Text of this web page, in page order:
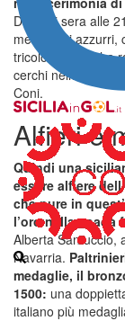
Domani sera alle
medagliati azzurri,
tricolore che ci ha
cerchi nelle due
Coni.
Alfieri e
Quindi una
essere alfiere
che pure in
l’oro nella spada
Alberta Santuccio,
Navarria.
medaglie, il
1500: una
italiano più